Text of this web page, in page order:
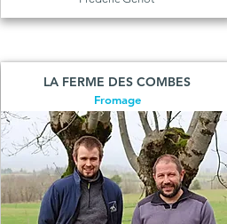
LA FERME DES COMBES
Fromage